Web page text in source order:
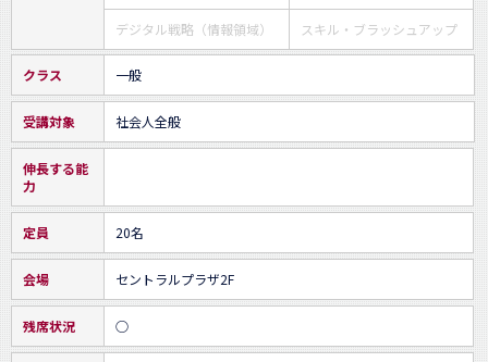
デジタル戦略（情報領域） スキル・ブラッシュアップ
クラス 一般
受講対象 社会人全般
伸長する能
力
定員 20名
会場 セントラルプラザ2F
残席状況 ○